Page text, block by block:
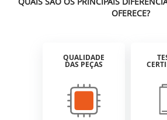
OFERECE?
QUALIDADE
DAS PEÇAS